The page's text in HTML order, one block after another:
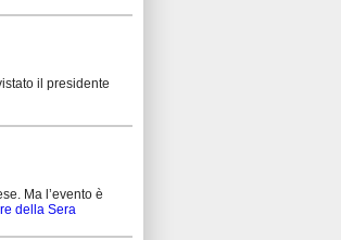
il presidente
Ma l’evento è
della Sera